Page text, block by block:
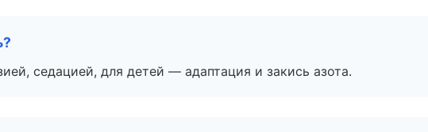
седацией, для детей — адаптация и закись азота.